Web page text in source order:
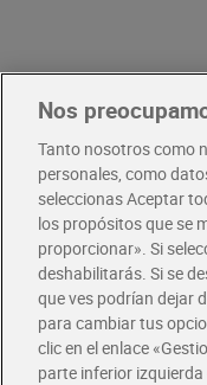
Nos
Tanto nosotros como
personales, como
seleccionas Aceptar
los propósitos que se
proporcionar». Si
deshabilitarás. Si se
que ves podrían dejar
para cambiar tus
clic en el enlace
parte inferior